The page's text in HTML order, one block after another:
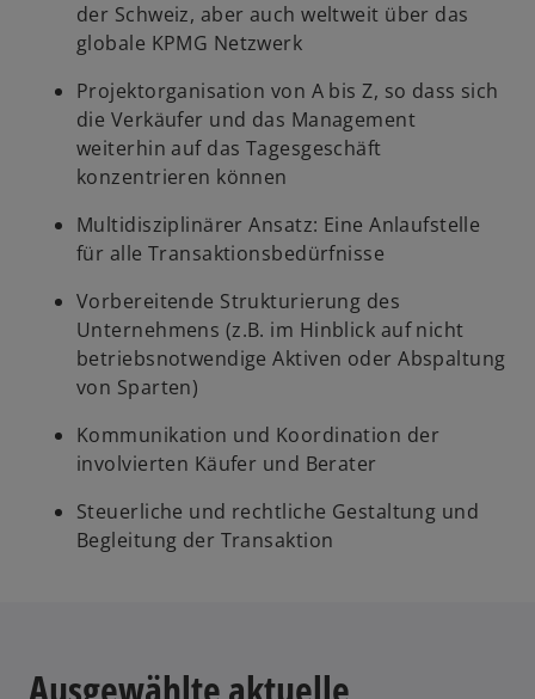
der Schweiz, aber auch weltweit über das
globale KPMG Netzwerk
Projektorganisation von A bis Z, so dass sich
die Verkäufer und das Management
weiterhin auf das Tagesgeschäft
konzentrieren können
Multidisziplinärer Ansatz: Eine Anlaufstelle
für alle Transaktionsbedürfnisse
Vorbereitende Strukturierung des
Unternehmens (z.B. im Hinblick auf nicht
betriebsnotwendige Aktiven oder Abspaltung
von Sparten)
Kommunikation und Koordination der
involvierten Käufer und Berater
Steuerliche und rechtliche Gestaltung und
Begleitung der Transaktion